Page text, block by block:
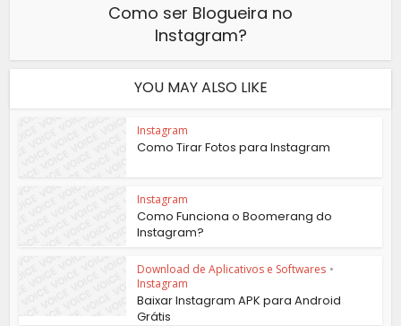
Como ser Blogueira no
Instagram?
YOU MAY ALSO LIKE
Instagram
Como Tirar Fotos para Instagram
Instagram
Como Funciona o Boomerang do
Instagram?
Download de Aplicativos e Softwares •
Instagram
Baixar Instagram APK para Android
Grátis